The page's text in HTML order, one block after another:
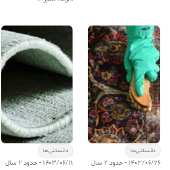
دانستنی‌ها
1403/06/26 - حدود 2 سال
دانستنی‌ها
1403/06/11 - حدود 2 سال